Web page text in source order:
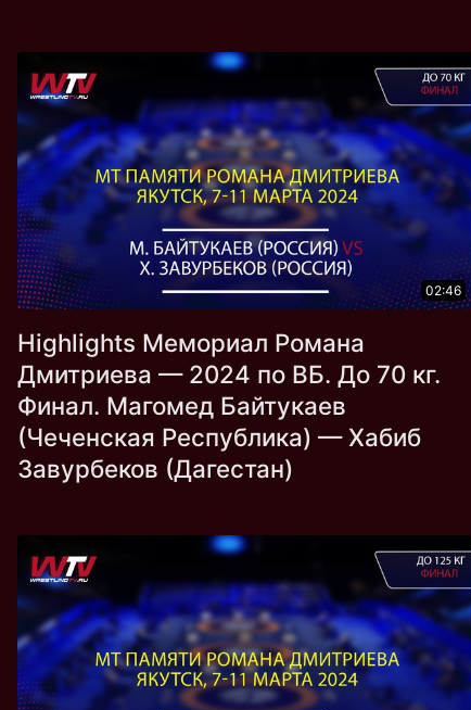
02:46
Highlights Мемориал Романа
Дмитриева — 2024 по ВБ. До 70 кг.
Финал. Магомед Байтукаев
(Чеченская Республика) — Хабиб
Завурбеков (Дагестан)